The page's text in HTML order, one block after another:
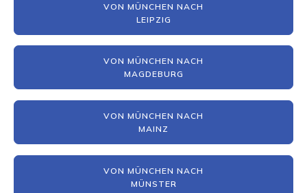
VON MÜNCHEN NACH
LEIPZIG
VON MÜNCHEN NACH
MAGDEBURG
VON MÜNCHEN NACH
MAINZ
VON MÜNCHEN NACH
MÜNSTER